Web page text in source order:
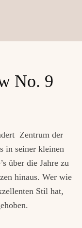
No. 9
Zentrum der
in seiner kleinen
über die Jahre zu
hinaus. Wer wie
Stil hat,